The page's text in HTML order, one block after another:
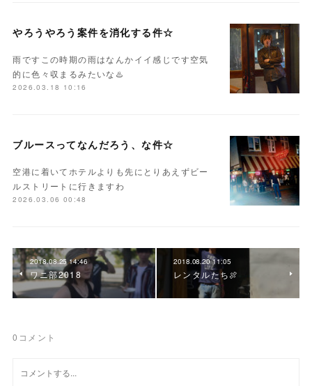
やろうやろう案件を消化する件☆
雨ですこの時期の雨はなんかイイ感じです空気
的に色々収まるみたいな♨️
2026.03.18 10:16
ブルースってなんだろう、な件☆
空港に着いてホテルよりも先にとりあえずビー
ルストリートに行きますわ
2026.03.06 00:48
2018.08.25 14:46
ワニ部2018
2018.08.20 11:05
レンタルたち🍖
0 コメント